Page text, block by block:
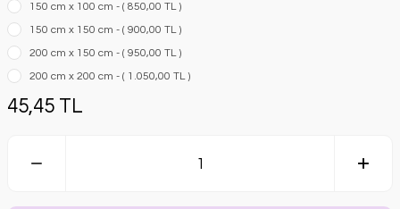
150 cm x 100 cm - ( 850,00 TL )
150 cm x 150 cm - ( 900,00 TL )
200 cm x 150 cm - ( 950,00 TL )
200 cm x 200 cm - ( 1.050,00 TL )
45,45 TL